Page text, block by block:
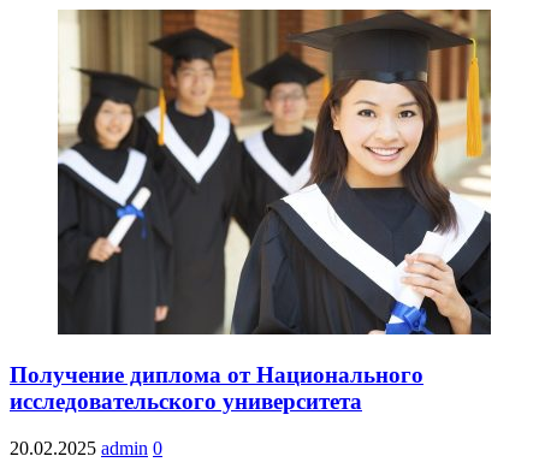
Получение диплома от Национального
исследовательского университета
20.02.2025 admin 0